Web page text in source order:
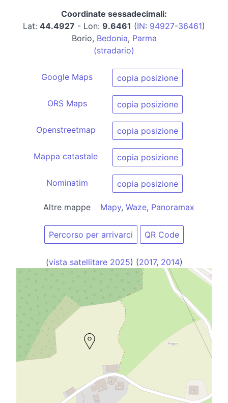
Coordinate sessadecimali:
Lat: 44.4927 - Lon: 9.6461 (IN: 94927-36461)
Borio, Bedonia, Parma
(stradario)
Google Maps copia posizione
ORS Maps copia posizione
Openstreetmap copia posizione
Mappa catastale copia posizione
Nominatim copia posizione
Altre mappe Mapy, Waze, Panoramax
Percorso per arrivarci QR Code
(vista satellitare 2025) (2017, 2014)